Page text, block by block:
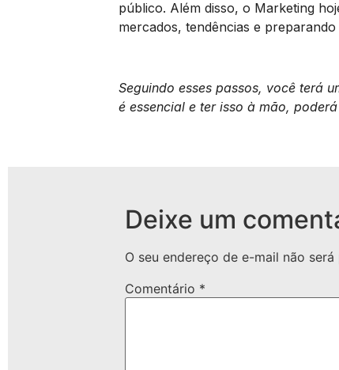
público. Além disso, o Marketing
mercados, tendências e
Seguindo esses passos, você terá
é essencial e ter isso à mão,
Deixe um
O seu endereço de e-mail não
Comentário *